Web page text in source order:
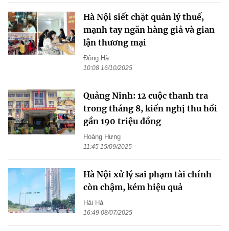
Hà Nội siết chặt quản lý thuế,
mạnh tay ngăn hàng giả và gian
lận thương mại
Đông Hà
10:08 16/10/2025
Quảng Ninh: 12 cuộc thanh tra
trong tháng 8, kiến nghị thu hồi
gần 190 triệu đồng
Hoàng Hưng
11:45 15/09/2025
Hà Nội xử lý sai phạm tài chính
còn chậm, kém hiệu quả
Hải Hà
16:49 08/07/2025